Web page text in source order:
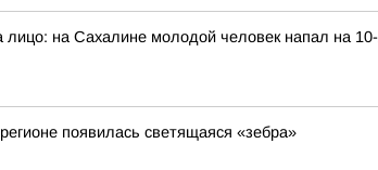
лицо: на Сахалине молодой человек напал на
появилась светящаяся «зебра»